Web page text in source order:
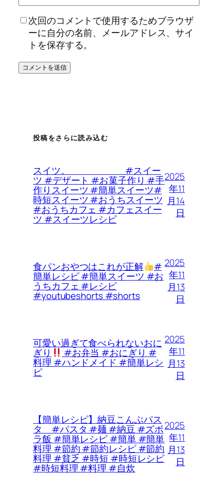
次回のコメントで使用するためブラウザ
ーに自分の名前、メールアドレス、サイ
トを保存する。
投稿をさらに読み込む
スイツ。 #スイー
ツ #デザート #お菓子作り #手
作りスイーツ #簡単スイーツ#
時短スイーツ #おうちスイーツ
#おうちカフェ #カフェスイー
ツ #スイーツレシピ
2025
年11
月14
日
食パンおやつはこれが正解 #
簡単レシピ #簡単スイーツ #お
うちカフェ #レシピ
#youtubeshorts #shorts
2025
年11
月13
日
可愛い過ぎて食べられないおに
ぎり #お弁当 #おにぎり #
料理 #ハンドメイド #簡単レシ
ピ
2025
年11
月13
日
【簡単レシピ】納豆こんぶパス
タ #パスタ #麺 #納豆 #ズボ
ラ飯 #簡単レシピ #簡単 #簡単
料理 #節約 #節約レシピ #節約
料理 #貧乏 #時短 #時短レシピ
#時短料理 #料理 #自炊
2025
年11
月13
日